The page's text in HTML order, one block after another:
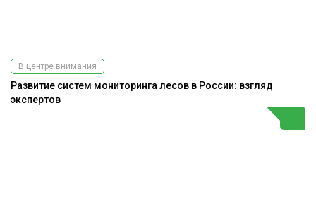
В центре внимания
Развитие систем мониторинга лесов в России: взгляд
экспертов